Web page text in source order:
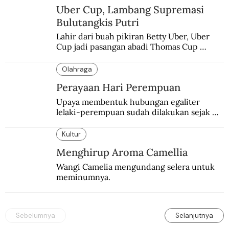
Uber Cup, Lambang Supremasi
Bulutangkis Putri
Lahir dari buah pikiran Betty Uber, Uber
Cup jadi pasangan abadi Thomas Cup
Olahraga
Perayaan Hari Perempuan
Upaya membentuk hubungan egaliter
lelaki-perempuan sudah dilakukan sejak
Kultur
Menghirup Aroma Camellia
Wangi Camelia mengundang selera untuk
meminumnya.
Sebelumnya Selanjutnya